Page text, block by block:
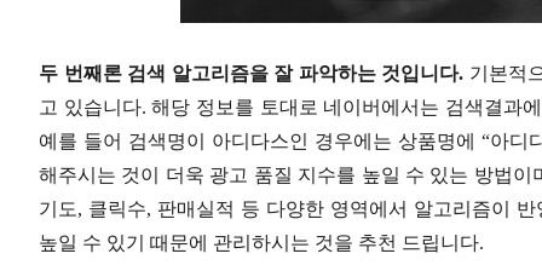
두 번째론 검색 알고리즘을 잘 파악하는 것입니다. 기본적
고 있습니다. 해당 정보를 토대로 네이버에서는 검색결과
예를 들어 검색명이 아디다스인 경우에는 상품명에 “아
해주시는 것이 더욱 광고 품질 지수를 높일 수 있는 방법
기도, 클릭수, 판매실적 등 다양한 영역에서 알고리즘이
높일 수 있기 때문에 관리하시는 것을 추천 드립니다.